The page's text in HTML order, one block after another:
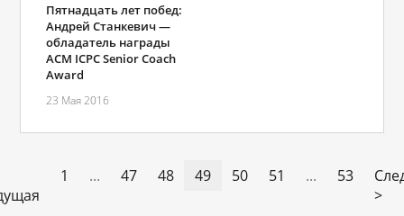
Пятнадцать лет побед:
Андрей Станкевич —
обладатель награды
ACM ICPC Senior Coach
Award
23 Мая 2016
1 ... 47 48 49 50 51 ... 53
>